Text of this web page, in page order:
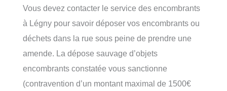
Vous devez contacter le service des encombrants
à Légny pour savoir déposer vos encombrants ou
déchets dans la rue sous peine de prendre une
amende. La dépose sauvage d’objets
encombrants constatée vous sanctionne
(contravention d’un montant maximal de 1500€